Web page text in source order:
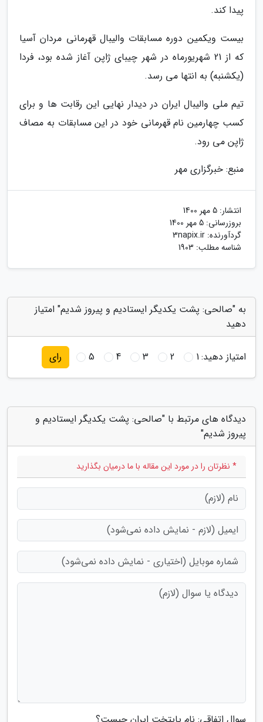
پیدا کند.
بیست ویکمین دوره مسابقات والیبال قهرمانی مردان آسیا
که از 21 شهریورماه در شهر چیبای ژاپن آغاز شده بود، فردا
(یکشنبه) به انتها می رسد.
تیم ملی والیبال ایران در دیدار نهایی این رقابت ها و برای
کسب چهارمین نام قهرمانی خود در این مسابقات به مصاف
ژاپن می رود.
منبع: خبرگزاری مهر
انتشار: 5 مهر 1400
بروزرسانی: 5 مهر 1400
گردآورنده: 3napix.ir
شناسه مطلب: 1903
به "صالحی: پشت یکدیگر ایستادیم و پیروز شدیم" امتیاز
دهید
امتیاز دهید:1
2
3
4
5 رای
دیدگاه های مرتبط با "صالحی: پشت یکدیگر ایستادیم و
پیروز شدیم"
* نظرتان را در مورد این مقاله با ما درمیان بگذارید